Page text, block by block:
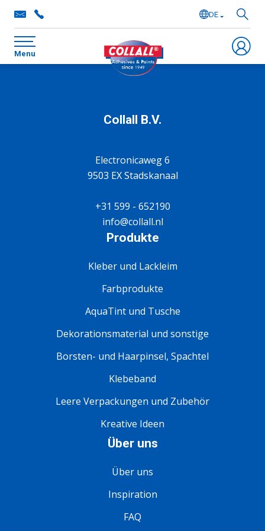
DE
Menu
Collall B.V.
Electronicaweg 6
9503 EX Stadskanaal
+31 599 - 652190
info@collall.nl
Produkte
Kleber und Lackleim
Farbprodukte
AquaTint und Tusche
Dekorationsmaterial und sonstige
Borsten- und Haarpinsel, Spachtel
Klebeband
Leere Verpackungen und Zubehör
Kreative Ideen
Über uns
Über uns
Inspiration
FAQ